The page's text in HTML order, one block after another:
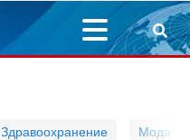
Здравоохранение Мода